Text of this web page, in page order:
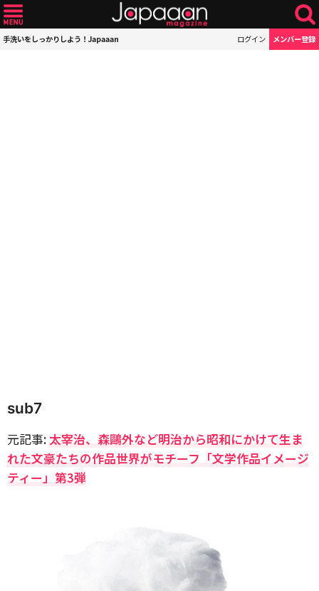
手洗いをしっかりしよう！Japaaan ログイン メンバー登録
sub7
元記事:太宰治、森鷗外など明治から昭和にかけて生ま
れた文豪たちの作品世界がモチーフ「文学作品イメージ
ティー」第3弾